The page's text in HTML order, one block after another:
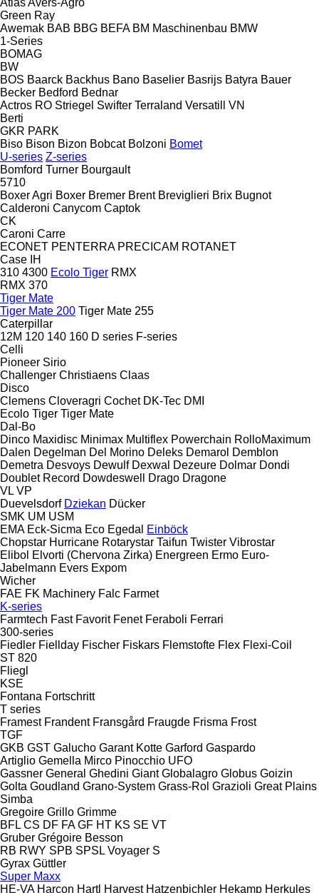
Green Ray
Awemak BAB BBG BEFA BM Maschinenbau BMW
1-Series
BOMAG
BW
BOS Baarck Backhus Bano Baselier Basrijs Batyra Bauer
Becker Bedford Bednar
Actros RO Striegel Swifter Terraland Versatill VN
Berti
GKR PARK
Biso Bison Bizon Bobcat Bolzoni Bomet
U-series Z-series
Bomford Turner Bourgault
5710
Boxer Agri Boxer Bremer Brent Breviglieri Brix Bugnot
Calderoni Canycom Captok
CK
Caroni Carre
ECONET PENTERRA PRECICAM ROTANET
Case IH
310 4300 Ecolo Tiger RMX
RMX 370
Tiger Mate
Tiger Mate 200 Tiger Mate 255
Caterpillar
12M 120 140 160 D series F-series
Celli
Pioneer Sirio
Challenger Christiaens Claas
Disco
Clemens Cloveragri Cochet DK-Tec DMI
Ecolo Tiger Tiger Mate
Dal-Bo
Dinco Maxidisc Minimax Multiflex Powerchain RolloMaximum
Dalen Degelman Del Morino Deleks Demarol Demblon
Demetra Desvoys Dewulf Dexwal Dezeure Dolmar Dondi
Doublet Record Dowdeswell Drago Dragone
VL VP
Duevelsdorf Dziekan Dücker
SMK UM USM
EMA Eck-Sicma Eco Egedal
Einböck
Chopstar Hurricane Rotarystar Taifun Twister Vibrostar
Elibol Elvorti (Chervona Zirka) Energreen Ermo Euro-
Jabelmann Evers Expom
Wicher
FAE FK Machinery Falc Farmet
K-series
Farmtech Fast Favorit Fenet Feraboli Ferrari
300-series
Fiedler Fiellday Fischer Fiskars Flemstofte Flex Flexi-Coil
ST 820
Fliegl
KSE
Fontana Fortschritt
T series
Framest Frandent Fransgård Fraugde Frisma Frost
TGF
GKB GST Galucho Garant Kotte Garford Gaspardo
Artiglio Gemella Mirco Pinocchio UFO
Gassner General Ghedini Giant Globalagro Globus Goizin
Golta Goudland Grano-System Grass-Rol Grazioli Great Plains
Simba
Gregoire Grillo Grimme
BFL CS DF FA GF HT KS SE VT
Gruber Grégoire Besson
RB RWY SPB SPSL Voyager S
Gyrax Güttler
Super Maxx
HE-VA Harcon Hartl Harvest Hatzenbichler Hekamp Herkules